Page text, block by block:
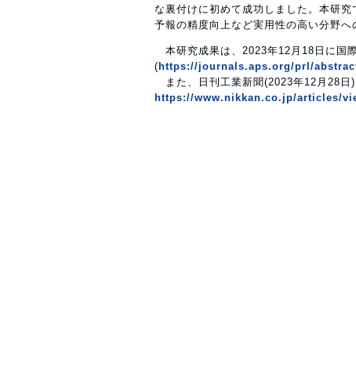
な裏付けに初めて成功しました。本研
予報の精度向上など実用性の高い分野へ
本研究成果は、2023年12月18日に国
( https://journals.aps.org/prl/
また、日刊工業新聞(2023年12月28日)
https://www.nikkan.co.jp/articles/